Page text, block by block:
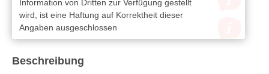
Information von Dritten zur Verfügung gestellt
wird, ist eine Haftung auf Korrektheit dieser
Angaben ausgeschlossen
Beschreibung